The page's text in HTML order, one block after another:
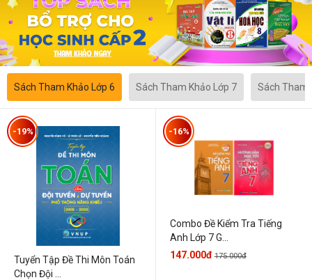
Sách Tham Khảo Lớp 6 Sách Tham Khảo Lớp 7 Sách Tham
Tuyển Tập Đề Thi Môn Toán
Chọn Đội ...
-19%
Combo Đề Kiểm Tra Tiếng
Anh Lớp 7 G...
-16%
147.000đ 175.000đ